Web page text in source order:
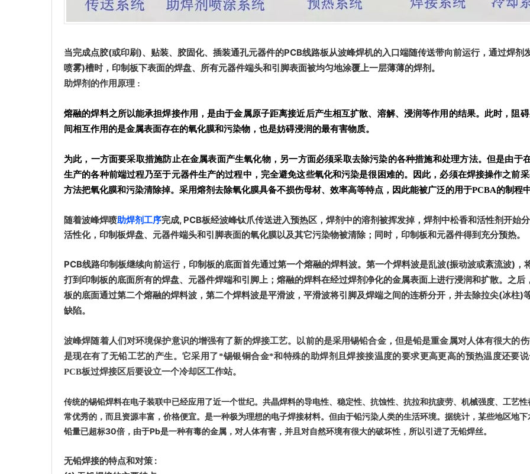
当完成点胶(或印刷)、贴装、胶固化、插装通孔元器件的PCB线路板从波峰焊机的入口端随传送带向前运行，通过焊剂
喷雾)槽时，印制板下表面的焊盘、所有元器件端头和引脚表面被均匀地涂覆上一层薄薄的焊剂。
助焊剂的作用原理 :
熔融的焊料之所以能承担焊接作用，是由于金属原子距离接近后产生相互扩散、溶解、浸润等作用的结果。此时，阻
间相互作用的是金属表面存在的氧化膜和污染物，也是妨碍浸润的最有害物质。
为此，一方面要采取措施防止在金属表面产生氧化物，另一方面必须采取去除污染的各种措施和处理方法。但是由于
生产的各种前端过程乃至于元器件生产的过程中，完全避免这些氧化和污染是很困难的。因此，必须在焊接操作之前
方法把氧化膜和污染清除掉。采用熔剂去除氧化膜具备不损伤母材、效率高等特点，因此能被广泛的用于PCBA的制程
随着波峰焊喷助焊剂工序完成, PCB板经波峰钛爪传送进入预热区，焊剂中的溶剂被挥发掉，焊剂中松香和活性剂开始
活性化，印制板焊盘、元器件端头和引脚表面的氧化膜以及其它污染物被清除；同时，印制板和元器件得到充分预热。
PCB线路印制板继续向前运行，印制板的底面首先通过第一个熔融的焊料波。第一个焊料波是乱波(振动波或紊流波)，
打到印制板的底面所有的焊盘、元器件焊端和引脚上；熔融的焊料在经过焊剂净化的金属表面上进行浸润和扩散。之后
板的底面通过第二个熔融的焊料波，第二个焊料波是平滑波，平滑波将引脚及焊端之间的连桥分开，并去除拉尖(冰柱)
缺陷。
波峰焊随着人们对环境保护意识的增强有了新的焊接工艺。以前的是采用锡铅合金，但是铅是重金属对人体有很大的
是现在有了无铅工艺的产生。它采用了*锡银铜合金*和特殊的助焊剂且焊接接温度的要求更高更高的预热温度还要
PCB板过焊接区后要设立一个冷却区工作站。
传统的锡铅焊料在电子装联中已经应用了近一个世纪。共晶焊料的导电性、稳定性、抗蚀性、抗拉和抗疲劳、机械强度、工艺性
常优秀的，而且资源丰富，价格便宜。是一种极为理想的电子焊接材料。但由于铅污染人类的生活环境。据统计，某些地区地下
铅量已超标30倍，由于Pb是一种有毒的金属，对人体有害，并且对自然环境有很大的破坏性，所以引进了无铅焊丝。
无铅焊接的特点和对策 :